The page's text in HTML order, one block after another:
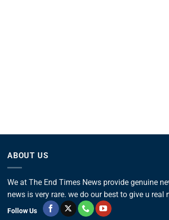
ABOUT US
We at The End Times News provide genuine
news is very rare. we do our best to give u real
Follow Us